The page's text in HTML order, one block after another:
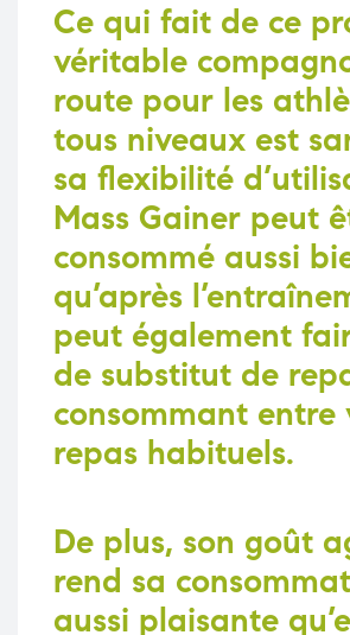
Ce qui fait de ce
véritable
route pour les
tous niveaux est
sa flexibilité
Mass Gainer peut
consommé aussi
qu’après
peut également
de substitut de
consommant entre
repas habituels.
De plus, son goût
rend sa
aussi plaisante